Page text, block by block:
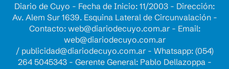
Diario de Cuyo - Fecha de Inicio: 11/2003 - Dirección:
Av. Alem Sur 1639. Esquina Lateral de Circunvalación -
Contacto: web@diariodecuyo.com.ar- Email:
web@diariodecuyo.com.ar
/ publicidad@diariodecuyo.com.ar- Whatsapp: (054)
264 5045343 - Gerente General: Pablo Dellazoppa -